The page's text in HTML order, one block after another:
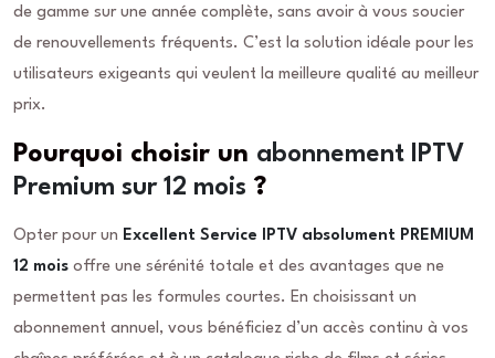
de gamme sur une année complète, sans avoir à vous soucier
de renouvellements fréquents. C’est la solution idéale pour les
utilisateurs exigeants qui veulent la meilleure qualité au meilleur
prix.
Pourquoi choisir un abonnement IPTV
Premium sur 12 mois ?
Opter pour un Excellent Service IPTV absolument PREMIUM
12 mois offre une sérénité totale et des avantages que ne
permettent pas les formules courtes. En choisissant un
abonnement annuel, vous bénéficiez d’un accès continu à vos